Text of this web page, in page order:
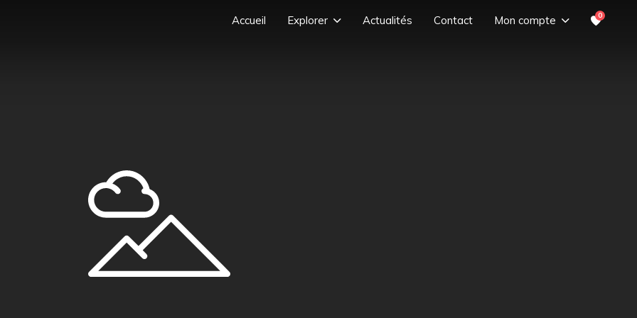
Accueil Explorer Actualités Contact Mon compte 0